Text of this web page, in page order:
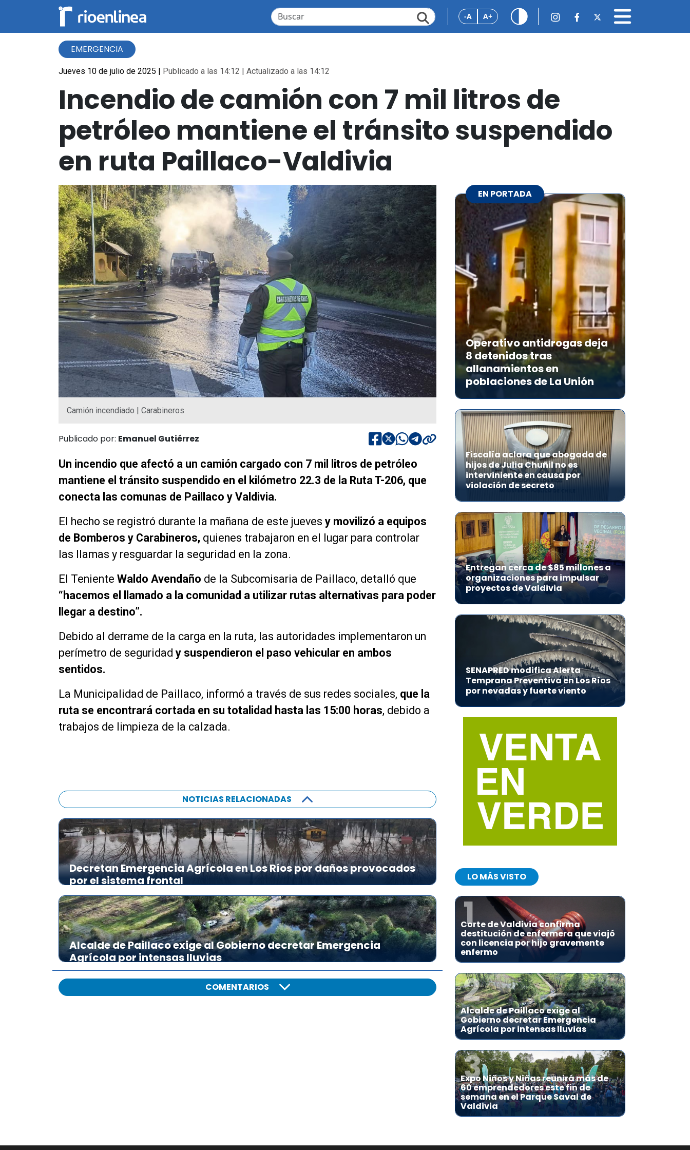
-A A+
EMERGENCIA
Jueves 10 de julio de 2025 | Publicado a las 14:12 | Actualizado a las 14:12
Incendio de camión con 7 mil litros de
petróleo mantiene el tránsito suspendido
en ruta Paillaco-Valdivia
Camión incendiado | Carabineros
Publicado por: Emanuel Gutiérrez
Un incendio que afectó a un camión cargado con 7 mil litros de petróleo
mantiene el tránsito suspendido en el kilómetro 22.3 de la Ruta T-206, que
conecta las comunas de Paillaco y Valdivia.
El hecho se registró durante la mañana de este jueves y movilizó a equipos
de Bomberos y Carabineros, quienes trabajaron en el lugar para controlar
las llamas y resguardar la seguridad en la zona.
El Teniente Waldo Avendaño de la Subcomisaria de Paillaco, detalló que
“hacemos el llamado a la comunidad a utilizar rutas alternativas para poder
llegar a destino”.
Debido al derrame de la carga en la ruta, las autoridades implementaron un
perímetro de seguridad y suspendieron el paso vehicular en ambos
sentidos.
La Municipalidad de Paillaco, informó a través de sus redes sociales, que la
ruta se encontrará cortada en su totalidad hasta las 15:00 horas, debido a
trabajos de limpieza de la calzada.
NOTICIAS RELACIONADAS
Decretan Emergencia Agrícola en Los Ríos por daños provocados
por el sistema frontal
Alcalde de Paillaco exige al Gobierno decretar Emergencia
Agrícola por intensas lluvias
COMENTARIOS
EN PORTADA
Operativo antidrogas deja
8 detenidos tras
allanamientos en
poblaciones de La Unión
Fiscalía aclara que abogada de
hijos de Julia Chuñil no es
interviniente en causa por
violación de secreto
Entregan cerca de $85 millones a
organizaciones para impulsar
proyectos de Valdivia
SENAPRED modifica Alerta
Temprana Preventiva en Los Ríos
por nevadas y fuerte viento
LO MÁS VISTO
1
Corte de Valdivia confirma
destitución de enfermera que viajó
con licencia por hijo gravemente
enfermo
2
Alcalde de Paillaco exige al
Gobierno decretar Emergencia
Agrícola por intensas lluvias
3
Expo Niños y Niñas reunirá más de
60 emprendedores este fin de
semana en el Parque Saval de
Valdivia